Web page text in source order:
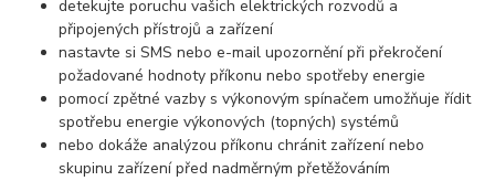
detekujte poruchu vašich elektrických rozvodů a
připojených přístrojů a zařízení
nastavte si SMS nebo e-mail upozornění při překročení
požadované hodnoty příkonu nebo spotřeby energie
pomocí zpětné vazby s výkonovým spínačem umožňuje řídit
spotřebu energie výkonových (topných) systémů
nebo dokáže analýzou příkonu chránit zařízení nebo
skupinu zařízení před nadměrným přetěžováním